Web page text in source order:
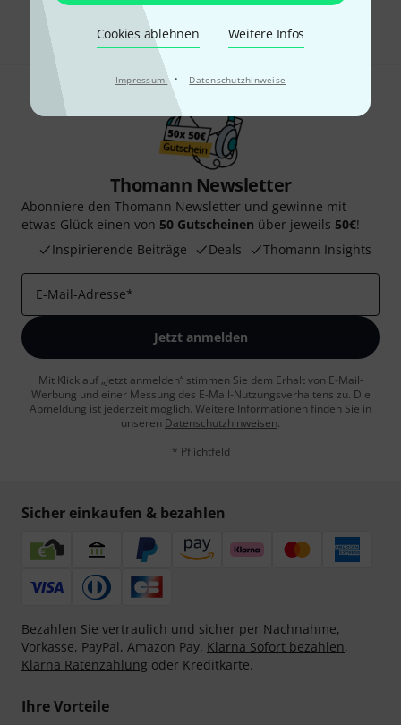
Cookies ablehnen Weitere Infos
Impressum · Datenschutzhinweise
Teilen
Thomann Newsletter
Abonniere den Thomann Newsletter und gewinne mit
etwas Glück einen von 50 Gutscheinen über jeweils 50€!
Inspirierende Beiträge
Deals Thomann Insights
E-Mail-Adresse*
Jetzt anmelden
Mit Klick auf „Jetzt anmelden“ stimmen Sie dem Erhalt von E-Mail-
Werbung und einer Messung des E-Mail-Nutzungsverhaltens zu. Die
Abmeldung ist jederzeit möglich. Weitere Informationen finden Sie in
unseren Datenschutzhinweisen.
* Pflichtfeld
Sicher einkaufen & bezahlen
Bezahlen Sie vertraulich und sicher per Nachnahme,
Vorkasse, PayPal, Amazon Pay, Klarna Sofort bezahlen,
Klarna Ratenzahlung oder Kreditkarte.
Ihre Vorteile